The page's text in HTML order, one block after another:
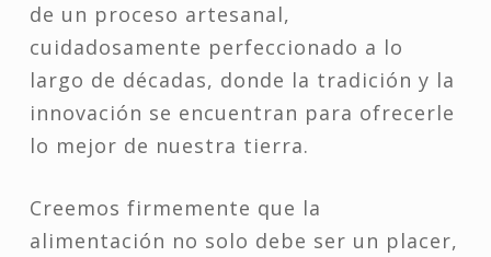
de un proceso artesanal,
cuidadosamente perfeccionado a lo
largo de décadas, donde la tradición y la
innovación se encuentran para ofrecerle
lo mejor de nuestra tierra.
Creemos firmemente que la
alimentación no solo debe ser un placer,